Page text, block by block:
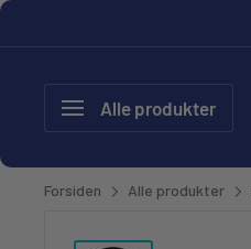
Gå til
Alle produkter
Forsiden Alle produkter